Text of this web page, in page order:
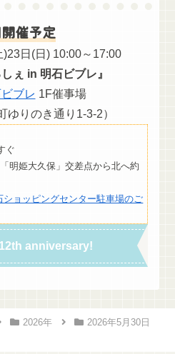
催予定
日(日) 10:00～17:00
ぇ in 明石ビブレ』
ブレ 1F催事場
ゆりのき通り1-3-2）
ぐ
明姫大久保」交差点から北へ約
ョッピングセンター駐車場のご
anniversary!
2026年
2026年5月30日